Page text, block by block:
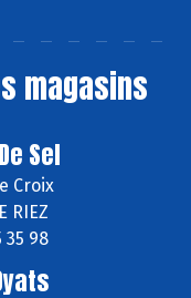
magasins
Sel
Croix
RIEZ
35 98